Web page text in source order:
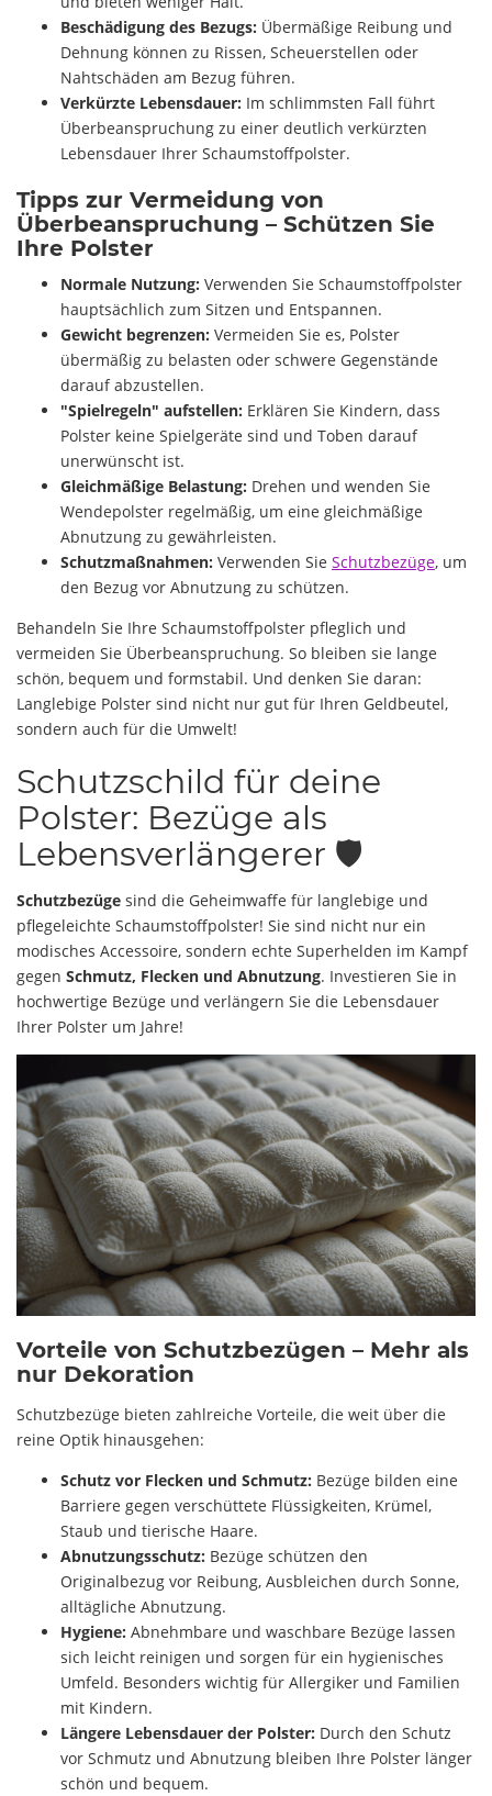
Beschädigung des Bezugs: Übermäßige Reibung und
Dehnung können zu Rissen, Scheuerstellen oder
Nahtschäden am Bezug führen.
Verkürzte Lebensdauer: Im schlimmsten Fall führt
Überbeanspruchung zu einer deutlich verkürzten
Lebensdauer Ihrer Schaumstoffpolster.
Tipps zur Vermeidung von
Überbeanspruchung – Schützen Sie
Ihre Polster
Normale Nutzung: Verwenden Sie Schaumstoffpolster
hauptsächlich zum Sitzen und Entspannen.
Gewicht begrenzen: Vermeiden Sie es, Polster
übermäßig zu belasten oder schwere Gegenstände
darauf abzustellen.
"Spielregeln" aufstellen: Erklären Sie Kindern, dass
Polster keine Spielgeräte sind und Toben darauf
unerwünscht ist.
Gleichmäßige Belastung: Drehen und wenden Sie
Wendepolster regelmäßig, um eine gleichmäßige
Abnutzung zu gewährleisten.
Schutzmaßnahmen: Verwenden Sie Schutzbezüge, um
den Bezug vor Abnutzung zu schützen.
Behandeln Sie Ihre Schaumstoffpolster pfleglich und
vermeiden Sie Überbeanspruchung. So bleiben sie lange
schön, bequem und formstabil. Und denken Sie daran:
Langlebige Polster sind nicht nur gut für Ihren Geldbeutel,
sondern auch für die Umwelt!
Schutzschild für deine
Polster: Bezüge als
Lebensverlängerer 🛡️
Schutzbezüge sind die Geheimwaffe für langlebige und
pflegeleichte Schaumstoffpolster! Sie sind nicht nur ein
modisches Accessoire, sondern echte Superhelden im Kampf
gegen Schmutz, Flecken und Abnutzung. Investieren Sie in
hochwertige Bezüge und verlängern Sie die Lebensdauer
Ihrer Polster um Jahre!
Vorteile von Schutzbezügen – Mehr als
nur Dekoration
Schutzbezüge bieten zahlreiche Vorteile, die weit über die
reine Optik hinausgehen:
Schutz vor Flecken und Schmutz: Bezüge bilden eine
Barriere gegen verschüttete Flüssigkeiten, Krümel,
Staub und tierische Haare.
Abnutzungsschutz: Bezüge schützen den
Originalbezug vor Reibung, Ausbleichen durch Sonne,
alltägliche Abnutzung.
Hygiene: Abnehmbare und waschbare Bezüge lassen
sich leicht reinigen und sorgen für ein hygienisches
Umfeld. Besonders wichtig für Allergiker und Familien
mit Kindern.
Längere Lebensdauer der Polster: Durch den Schutz
vor Schmutz und Abnutzung bleiben Ihre Polster länger
schön und bequem.